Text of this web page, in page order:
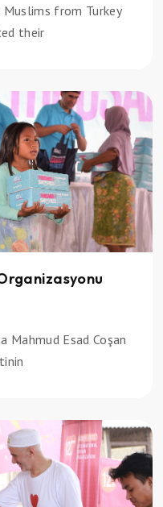
from Turkey
their
Mahmud Esad Coşan